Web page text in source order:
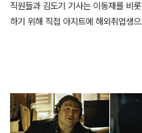
직원들과 김도기 기사는 이동재를 비
하기 위해 직접 아지트에 해외취업생